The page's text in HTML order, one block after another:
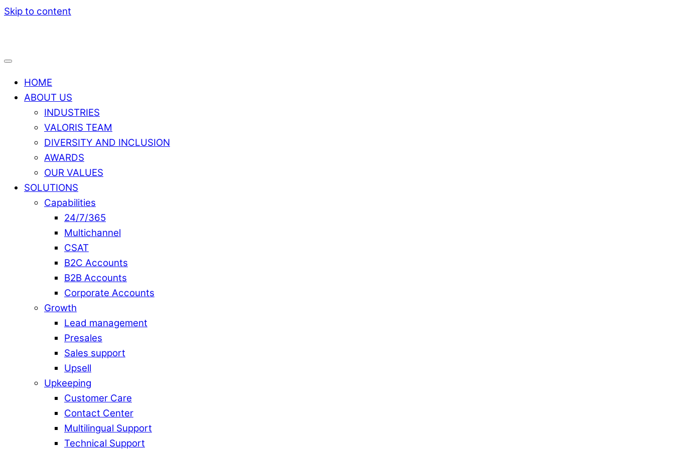
Skip to content
HOME
ABOUT US
INDUSTRIES
VALORIS TEAM
DIVERSITY AND INCLUSION
AWARDS
OUR VALUES
SOLUTIONS
Capabilities
24/7/365
Multichannel
CSAT
B2C Accounts
B2B Accounts
Corporate Accounts
Growth
Lead management
Presales
Sales support
Upsell
Upkeeping
Customer Care
Contact Center
Multilingual Support
Technical Support